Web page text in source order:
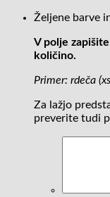
Željene barve
V polje
količino.
Primer: rdeča
Za lažjo
preverite tudi